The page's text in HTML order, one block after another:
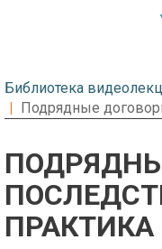
Библиотека
Подрядные
ПРАКТИКА